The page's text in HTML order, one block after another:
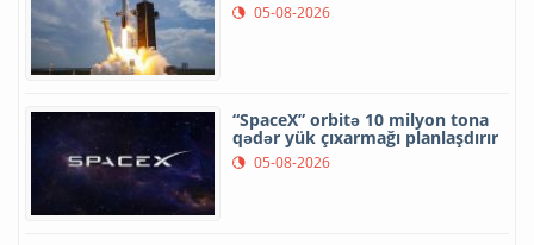
05-08-2026
“SpaceX” orbitə 10 milyon tona
qədər yük çıxarmağı planlaşdırır
05-08-2026